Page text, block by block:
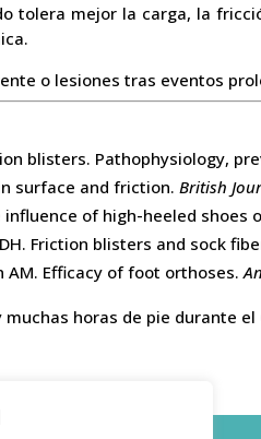
tolera mejor la carga, la
o lesiones tras eventos
blisters. Pathophysiology,
surface and friction. British
influence of high-heeled shoes
Friction blisters and sock
AM. Efficacy of foot orthoses.
muchas horas de pie durante